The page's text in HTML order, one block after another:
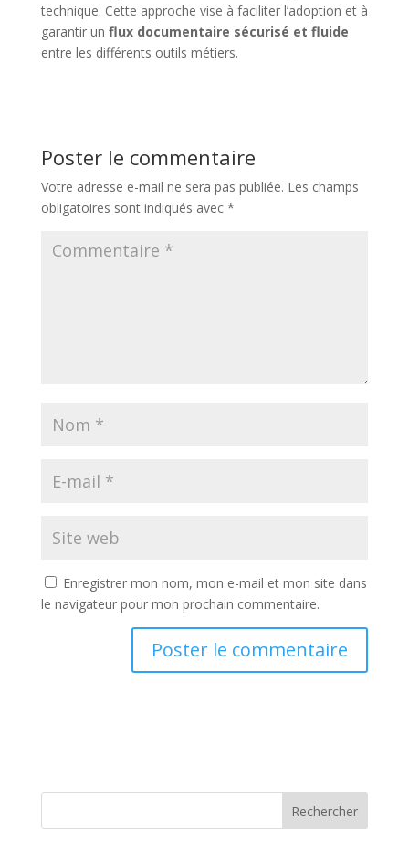
technique. Cette approche vise à faciliter l’adoption et à
garantir un flux documentaire sécurisé et fluide
entre les différents outils métiers.
Poster le commentaire
Votre adresse e-mail ne sera pas publiée. Les champs
obligatoires sont indiqués avec *
Enregistrer mon nom, mon e-mail et mon site dans
le navigateur pour mon prochain commentaire.
Rechercher